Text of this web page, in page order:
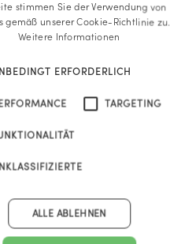
Reichl und Partner Linz
Promenade 25b
Tel.:+43 732 666 222
linz@reichlundpartner.at
A-1010 Wien
Tel.:+43 1 535 4838
stimmen Sie der Verwendung von
gemäß unserer Cookie-Richtlinie zu.
Weitere Informationen
ERFORDERLICH
TARGETING
ALLE ABLEHNEN